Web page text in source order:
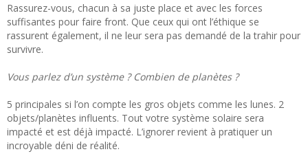
Rassurez-vous, chacun à sa juste place et avec les forces
suffisantes pour faire front. Que ceux qui ont l’éthique se
rassurent également, il ne leur sera pas demandé de la trahir pour
survivre.
Vous parlez d’un système ? Combien de planètes ?
5 principales si l’on compte les gros objets comme les lunes. 2
objets/planètes influents. Tout votre système solaire sera
impacté et est déjà impacté. L’ignorer revient à pratiquer un
incroyable déni de réalité.